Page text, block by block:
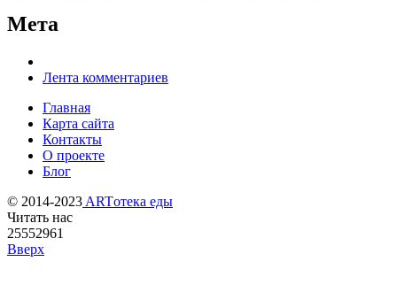
Мета
Лента комментариев
Главная
Карта сайта
Контакты
О проекте
Блог
© 2014-2023 ARTотека еды
Читать нас
25552961
Вверх